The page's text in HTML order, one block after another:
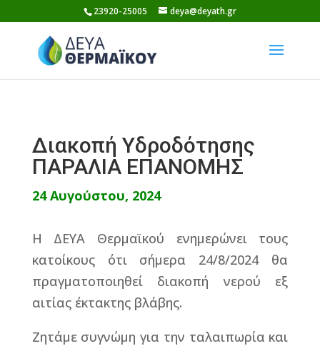
to
content
23920-25005 deya@deyath.gr
Διακοπή Υδροδότησης
ΠΑΡΑΛΙΑ ΕΠΑΝΟΜΗΣ
24 Αυγούστου, 2024
Η ΔΕΥΑ Θερμαϊκού ενημερώνει τους
κατοίκους ότι σήμερα 24/8/2024 θα
πραγματοποιηθεί διακοπή νερού εξ
αιτίας έκτακτης βλάβης.
Ζητάμε συγνώμη για την ταλαιπωρία και